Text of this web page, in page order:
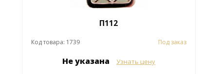
П112
Код товара: 1739 Под заказ
Не указана Узнать цену